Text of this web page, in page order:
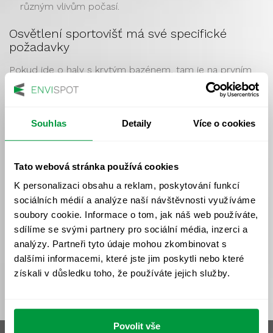
Souhlas Detaily Více o cookies
Tato webová stránka používá cookies
K personalizaci obsahu a reklam, poskytování funkcí
sociálních médií a analýze naší návštěvnosti využíváme
soubory cookie. Informace o tom, jak náš web používáte,
sdílíme se svými partnery pro sociální média, inzerci a
analýzy. Partneři tyto údaje mohou zkombinovat s
dalšími informacemi, které jste jim poskytli nebo které
získali v důsledku toho, že používáte jejich služby.
Povolit vše
různým vlivům počasí.
Osvětlení sportovišť má své specifické
požadavky
Pokud jde o haly s krytým bazénem, tam je na prvním
místě samozřejmě: odolnost vůči vodě, vlhkosti, korozi
a izolace třídy II.
sportoviště, to trochu jiné ideální světelné podmínky
Sportovce by umělé osvětlení nemělo oslňovat.
Přihlížející diváci by však na zápas nebo závod měli
odejít s prázdnou. Proto nechte návrh a výpočet
osvětlení sportoviště profesionálům. S nimi zvítězíte.
>> zpět na slovník <<